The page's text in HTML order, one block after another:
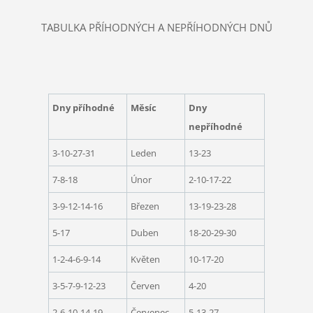
TABULKA PŘÍHODNÝCH A NEPŘÍHODNÝCH DNŮ
Dny příhodné Měsíc
Dny
nepříhodné
3-10-27-31 Leden 13-23
7-8-18 Únor 2-10-17-22
3-9-12-14-16 Březen 13-19-23-28
5-17 Duben 18-20-29-30
1-2-4-6-9-14 Květen 10-17-20
3-5-7-9-12-23 Červen 4-20